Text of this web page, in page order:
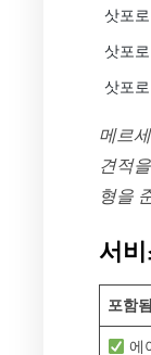
삿포
삿포
삿포
메르
견적
형을
서
포함됨
에